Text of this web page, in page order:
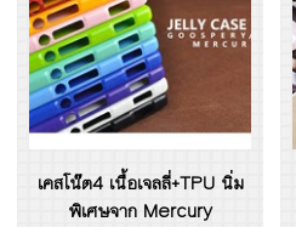
เคสโน๊ต4 เนื้อเจลลี่+TPU นิ่ม
พิเศษจาก Mercury